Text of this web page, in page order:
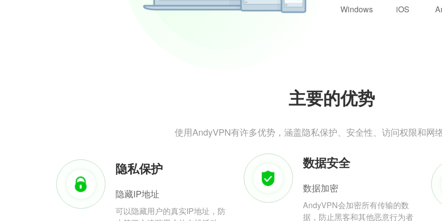
Windows iOS
主要的优势
使用AndyVPN有许多优势，涵盖隐私保护、安全性、访问权限和网
隐私保护
隐藏IP地址
可以隐藏用户的真实IP地址，防
数据安全
数据加密
AndyVPN会加密所有传输的数
据，防止黑客和其他恶意行为者